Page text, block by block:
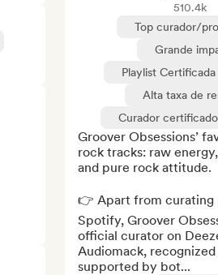
510.4k
Top curador/
Grande
Playlist
Alta taxa de
Curador
Groover Obsessions’
rock tracks: raw
and pure rock attitude.
👉 Apart from curating
Spotify, Groover
official curator on
Audiomack, recognized
supported by bot...